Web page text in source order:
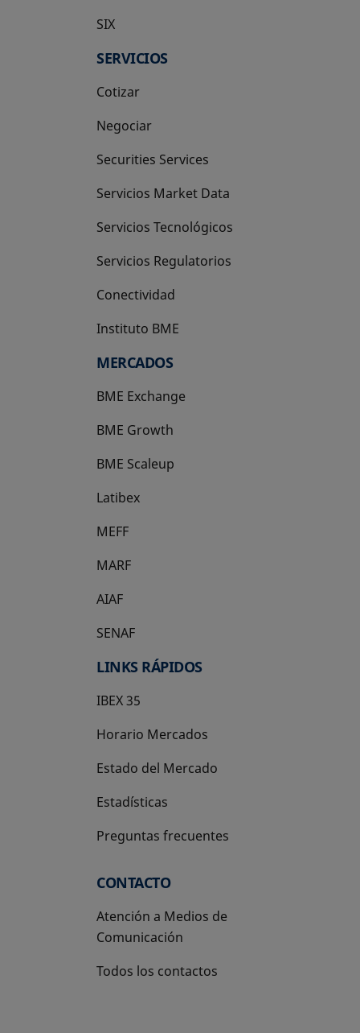
SIX
se abre en una pestaña nueva
SERVICIOS
Cotizar
Negociar
Securities Services
Servicios Market Data
Servicios Tecnológicos
Servicios Regulatorios
Conectividad
Instituto BME
se abre en una pestaña nueva
MERCADOS
BME Exchange
BME Growth
se abre en una pestaña nueva
BME Scaleup
se abre en una pestaña nueva
Latibex
se abre en una pestaña nueva
MEFF
se abre en una pestaña nueva
MARF
AIAF
SENAF
LINKS RÁPIDOS
IBEX 35
Horario Mercados
Estado del Mercado
Estadísticas
Preguntas frecuentes
CONTACTO
Atención a Medios de
Comunicación
Todos los contactos